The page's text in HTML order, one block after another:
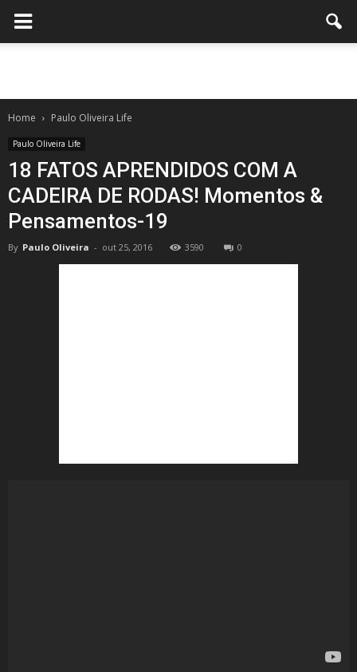
Home Paulo Oliveira Life
Paulo Oliveira Life
18 FATOS APRENDIDOS COM A
CADEIRA DE RODAS! Momentos &
Pensamentos-19
By Paulo Oliveira - out 25, 2016 3590 0